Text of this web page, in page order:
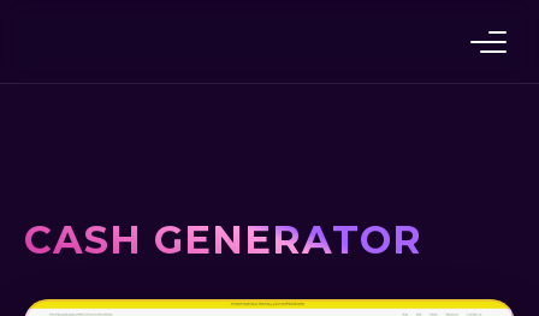
CASH GENERATOR